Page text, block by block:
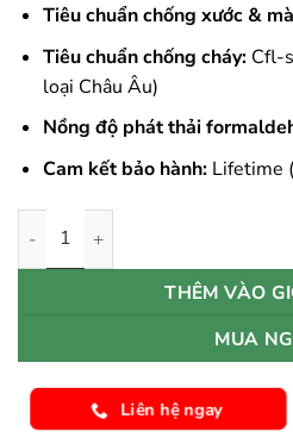
Tiêu chuẩn chống xước &
Tiêu chuẩn chống cháy:Cfl-
loại Châu Âu)
Nồng độ phát thải
Cam kết bảo hành:Lifetime
THÊM VÀO
MUA
Liên hệ ngay